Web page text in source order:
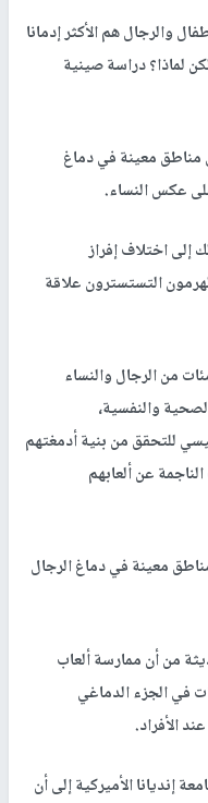
والرجال هم الأكثر إدمانا
لماذا؟ دراسة صينية
مناطق معينة في دماغ
عكس النساء.
إلى اختلاف إفراز
التستسترون علاقة
من الرجال والنساء
والنفسية،
للتحقق من بنية أدمغتهم
عن ألعابهم
معينة في دماغ الرجال
من أن ممارسة ألعاب
في الجزء الدماغي
الأفراد.
إنديانا الأميركية إلى أن